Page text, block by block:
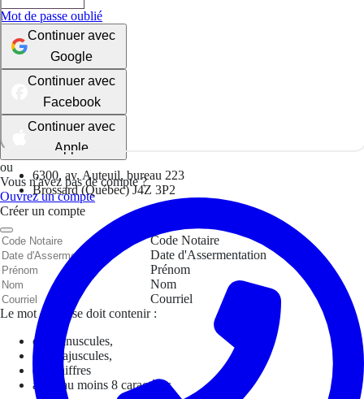
6300, av. Auteuil, bureau 223
Brossard (Québec) J4Z 3P2
Mot de passe oublié
Continuer avec
Google
Continuer avec
Facebook
Continuer avec
Apple
ou
Vous n'avez pas de compte ?
Ouvrez un compte
Créer un compte
Code Notaire
Date d'Assermentation
Prénom
Nom
Courriel
Le mot de passe doit contenir :
des minuscules,
des majuscules,
des chiffres
avoir au moins 8 caractères